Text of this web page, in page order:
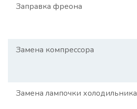
Заправка фреона
Замена компрессора
Замена лампочки холодильника